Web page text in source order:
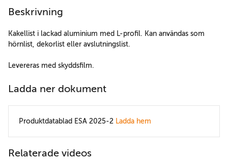
Beskrivning
Kakellist i lackad aluminium med L-profil. Kan användas som
hörnlist, dekorlist eller avslutningslist.
Levereras med skyddsfilm.
Ladda ner dokument
Produktdatablad ESA 2025-2 Ladda hem
Relaterade videos